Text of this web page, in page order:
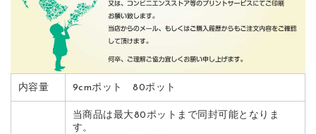
内容量 9cmポット 80ポット
当商品は最大80ポットまで同封可能となりま
す。